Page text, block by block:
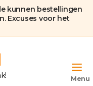
kunnen bestellingen
Excuses voor het